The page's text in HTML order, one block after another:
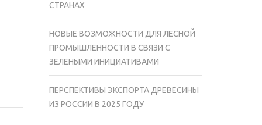
СТРАНАХ
НОВЫЕ ВОЗМОЖНОСТИ ДЛЯ ЛЕСНОЙ
ПРОМЫШЛЕННОСТИ В СВЯЗИ С
ЗЕЛЕНЫМИ ИНИЦИАТИВАМИ
ПЕРСПЕКТИВЫ ЭКСПОРТА ДРЕВЕСИНЫ
ИЗ РОССИИ В 2025 ГОДУ